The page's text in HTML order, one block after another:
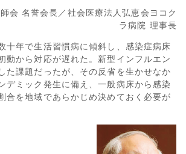
会 名誉会長／社会医療法人弘恵会ヨコク
ラ病院 理事長
十年で生活習慣病に傾斜し、感染症病床
動から対応が遅れた。新型インフルエン
た課題だったが、その反省を生かせなか
デミック発生に備え、一般病床から感染
合を地域であらかじめ決めておく必要が